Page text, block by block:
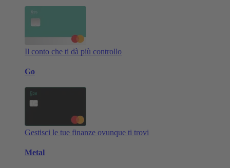
Il conto che ti dà più controllo
Go
Gestisci le tue finanze ovunque ti trovi
Metal